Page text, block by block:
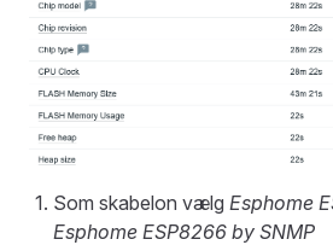
Som skabelon vælg Esphome
Esphome ESP8266 by SNMP